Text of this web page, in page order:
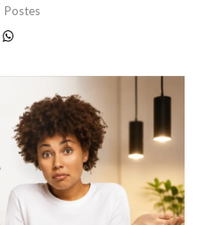
Postes